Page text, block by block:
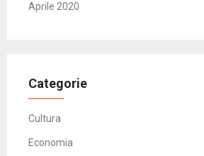
Aprile 2020
Categorie
Cultura
Economia